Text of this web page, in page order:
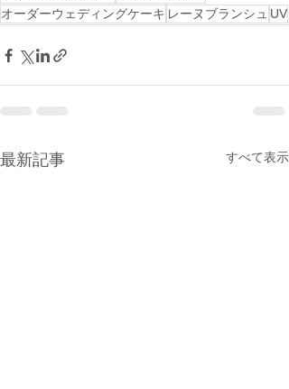
オーダーウェディングケーキ レーヌブランシュ UV
最新記事 すべて表示